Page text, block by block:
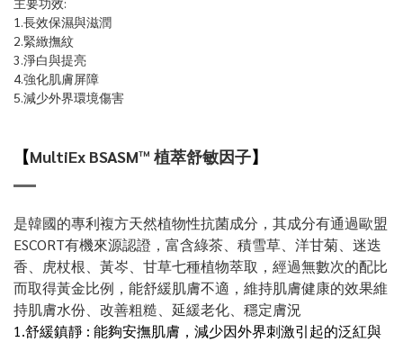
1.長效保濕與滋潤
2.緊緻撫紋
3.淨白與提亮
4.強化肌膚屏障
5.減少外界環境傷害
【MultiEx BSASM™ 植萃舒敏因子】
是韓國的專利複方天然植物性抗菌成分，其成分有通過歐盟
ESCORT有機來源認證，富含綠茶、積雪草、洋甘菊、迷迭
香、虎杖根、黃岑、甘草七種植物萃取，經過無數次的配比
而取得黃金比例，能舒緩肌膚不適，維持肌膚健康的效果維
持肌膚水份、改善粗糙、延緩老化、穩定膚況
1.舒緩鎮靜 : 能夠安撫肌膚，減少因外界刺激引起的泛紅與